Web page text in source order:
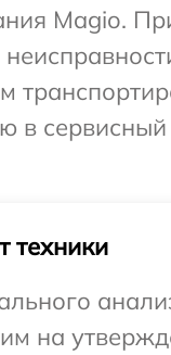
Magio.
в
техники
на